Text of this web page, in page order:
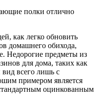
как легко обновить
домашнего обихода,
Недорогие предметы из
для дома, таких как
всего лишь с
примером является
оцинкованным